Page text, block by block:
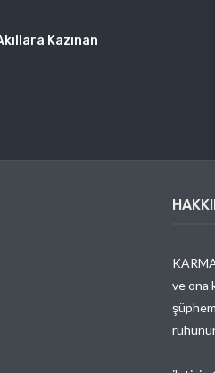
Kazınan
ve ona